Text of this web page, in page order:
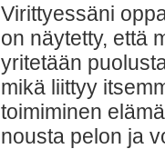
Virittyessäni
on näytetty, että
yritetään
mikä liittyy
toimiminen
nousta pelon ja